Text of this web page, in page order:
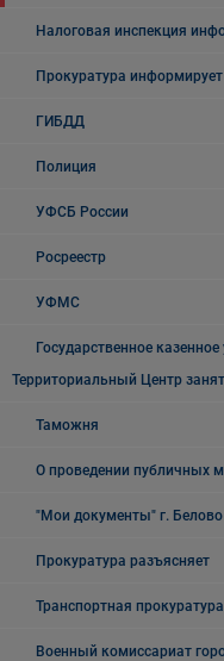
Налоговая инспекция
Прокуратура информирует
ГИБДД
Полиция
УФСБ России
Росреестр
УФМС
Государственное
Территориальный Центр
Таможня
О проведении публичных
"Мои документы" г. Белово
Прокуратура разъясняет
Транспортная
Военный комиссариат